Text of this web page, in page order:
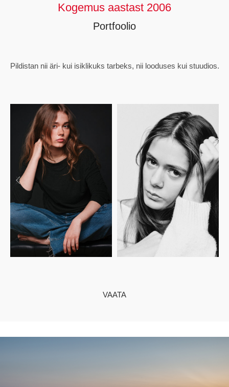
Kogemus aastast 2006
Portfoolio
Pildistan nii äri- kui isiklikuks tarbeks, nii looduses kui stuudios.
VAATA